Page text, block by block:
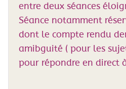
entre deux séances
Séance notamment
dont le compte rendu
amibguité ( pour les
pour répondre en direct